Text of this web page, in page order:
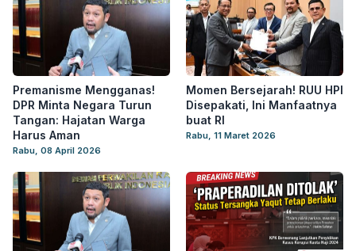
Premanisme Mengganas!
DPR Minta Negara Turun
Tangan: Hajatan Warga
Harus Aman
Rabu, 08 April 2026
Momen Bersejarah! RUU HPI
Disepakati, Ini Manfaatnya
buat RI
Rabu, 11 Maret 2026